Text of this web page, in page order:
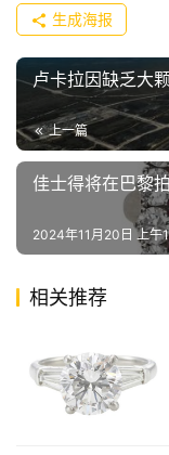
生成海报
卢卡拉因缺乏大
上一篇
佳士得将在巴黎
2024年11月20日 上午
相关推荐